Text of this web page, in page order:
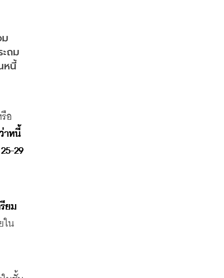
ถม
หนี้
อ
าหนี้
29
ยม
ใน